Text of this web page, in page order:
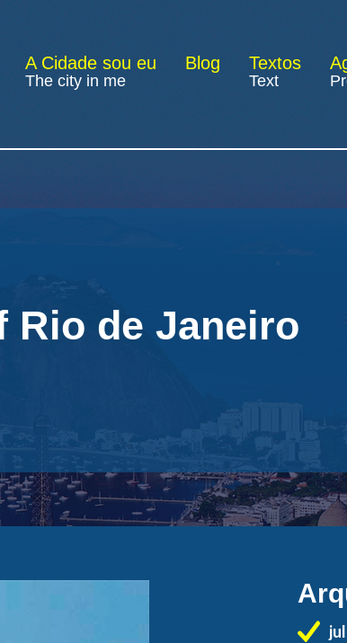
A Cidade sou eu
The city in me
Blog Textos
Text
Rio de Janeiro